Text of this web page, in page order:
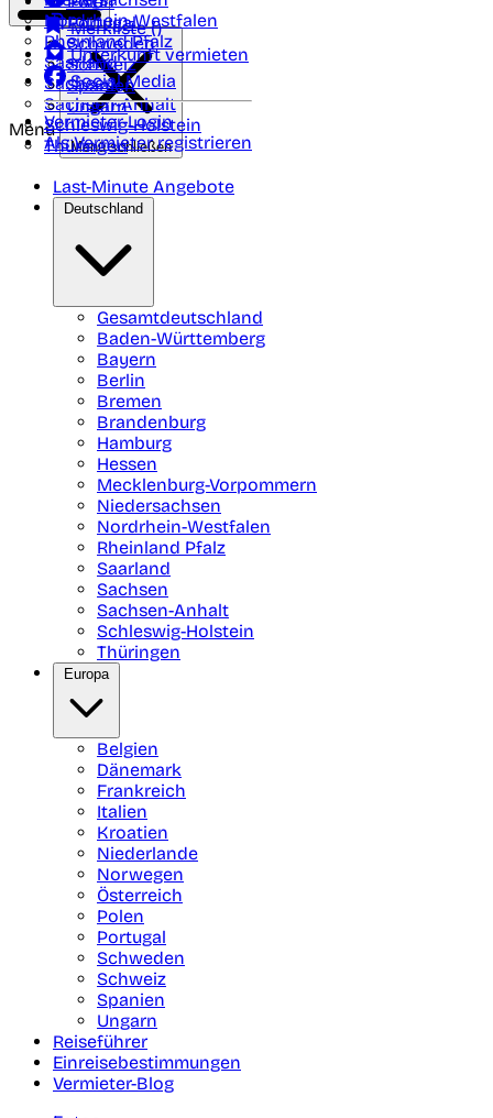
Nordrhein-Westfalen
Rheinland Pfalz
Saarland
Sachsen
Sachsen-Anhalt
Schleswig-Holstein
Thüringen
Portugal
Schweden
Schweiz
Spanien
Ungarn
Merkliste ()
Unterkunft vermieten
Social Media
Vermieter-Login
Als Vermieter registrieren
Menü
Menü schließen
Last-Minute Angebote
Deutschland
Gesamtdeutschland
Baden-Württemberg
Bayern
Berlin
Bremen
Brandenburg
Hamburg
Hessen
Mecklenburg-Vorpommern
Niedersachsen
Nordrhein-Westfalen
Rheinland Pfalz
Saarland
Sachsen
Sachsen-Anhalt
Schleswig-Holstein
Thüringen
Europa
Belgien
Dänemark
Frankreich
Italien
Kroatien
Niederlande
Norwegen
Österreich
Polen
Portugal
Schweden
Schweiz
Spanien
Ungarn
Reiseführer
Einreisebestimmungen
Vermieter-Blog